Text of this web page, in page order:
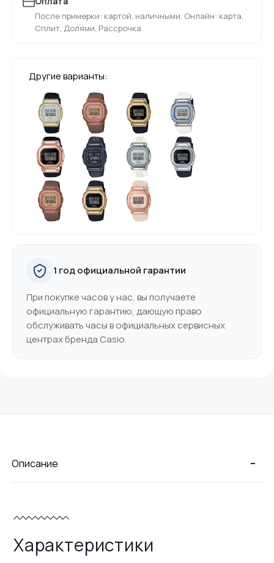
После примерки: картой, наличными. Онлайн: карта,
Сплит, Долями, Рассрочка
Другие варианты:
1 год официальной гарантии
При покупке часов у нас, вы получаете
официальную гарантию, дающую право
обслуживать часы в официальных сервисных
центрах бренда Casio.
-
Описание
Характеристики